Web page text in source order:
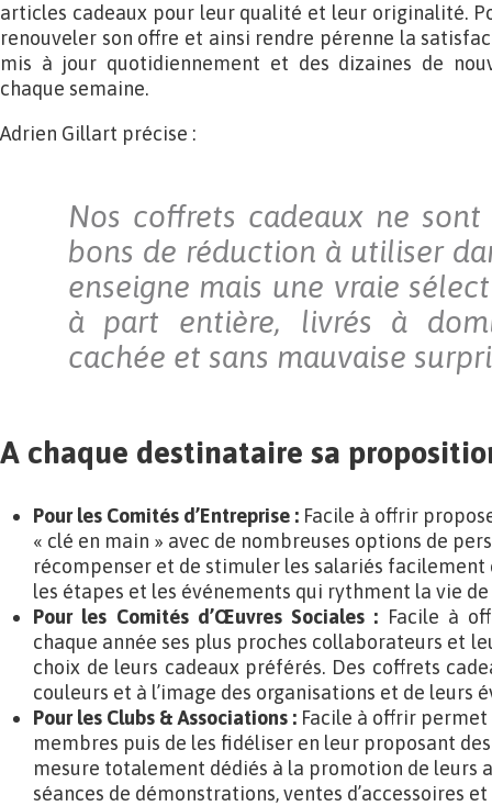
articles cadeaux pour leur qualité et leur originalité.
renouveler son offre et ainsi rendre pérenne la
mis à jour quotidiennement et des dizaines de
chaque semaine.
Adrien Gillart précise :
Nos coffrets cadeaux ne
bons de réduction à utiliser
enseigne mais une vraie
à part entière, livrés à
cachée et sans mauvaise
A chaque destinataire sa
Pour les Comités d’Entreprise : Facile à offrir
« clé en main » avec de nombreuses options de
récompenser et de stimuler les salariés facilement
les étapes et les événements qui rythment la vie de
Pour les Comités d’Œuvres Sociales : Facile à
chaque année ses plus proches collaborateurs et
choix de leurs cadeaux préférés. Des coffrets
couleurs et à l’image des organisations et de leurs
Pour les Clubs & Associations : Facile à offrir
membres puis de les fidéliser en leur proposant
mesure totalement dédiés à la promotion de leurs
séances de démonstrations, ventes d’accessoires